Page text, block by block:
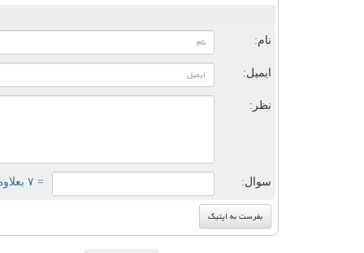
نام:
ایمیل:
نظر:
سوال: = ۷ بعلاوه ۳